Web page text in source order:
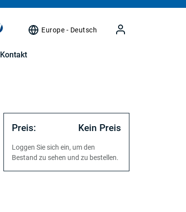
Europe - Deutsch
Kontakt
Preis: Kein Preis
Loggen Sie sich ein, um den
Bestand zu sehen und zu bestellen.